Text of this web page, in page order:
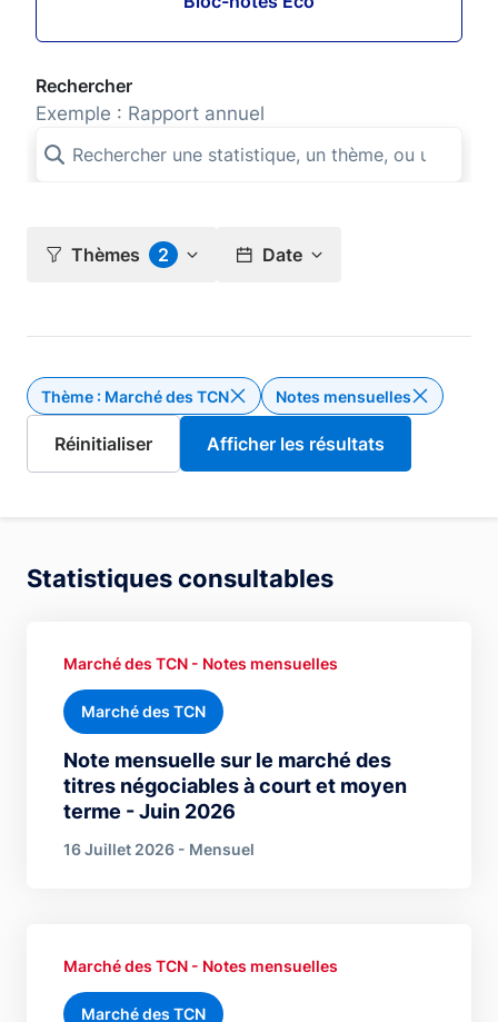
Rechercher
Exemple : Rapport annuel
Thèmes 2 Date
Thème : Marché des TCNSupprimer le filtre Thème :
Notes mensuelles
Statistiques consultables
Note mensuelle sur le marché des
titres négociables à court et moyen
terme - Juin 2026
Marché des TCN - Notes mensuelles
Marché des TCN
16 Juillet 2026 - Mensuel
Marché des TCN - Notes mensuelles
Marché des TCN